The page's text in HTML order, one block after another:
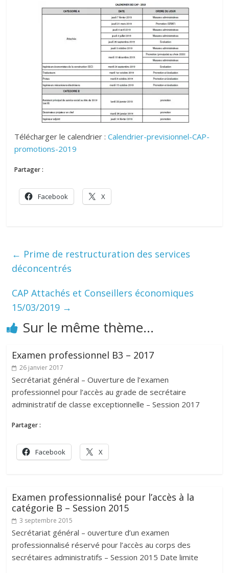
Télécharger le calendrier :Calendrier-previsionnel-CAP-
promotions-2019
Partager :
Facebook X
← Prime de restructuration des services
déconcentrés
CAP Attachés et Conseillers économiques
15/03/2019 →
Sur le même thème...
Examen professionnel B3 – 2017
26 janvier 2017
Secrétariat général – Ouverture de l’examen
professionnel pour l’accès au grade de secrétaire
administratif de classe exceptionnelle – Session 2017
Partager :
Facebook X
Examen professionnalisé pour l’accès à la
catégorie B – Session 2015
3 septembre 2015
Secrétariat général – ouverture d’un examen
professionnalisé réservé pour l’accès au corps des
secrétaires administratifs – Session 2015 Date limite